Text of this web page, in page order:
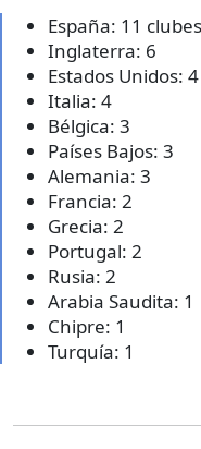
España: 11 clubes
Inglaterra: 6
Estados Unidos: 4
Italia: 4
Bélgica: 3
Países Bajos: 3
Alemania: 3
Francia: 2
Grecia: 2
Portugal: 2
Rusia: 2
Arabia Saudita: 1
Chipre: 1
Turquía: 1